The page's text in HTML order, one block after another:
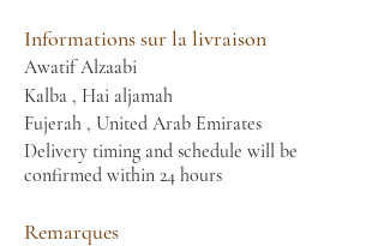
Informations sur la livraison
Awatif Alzaabi
Kalba , Hai aljamah
Fujerah , United Arab Emirates
Delivery timing and schedule will be
confirmed within 24 hours
Remarques